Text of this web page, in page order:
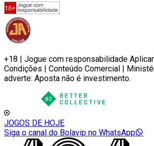
+18 | Jogue com responsabilidade
Condições | Conteúdo Comercial |
adverte: Aposta não é investimento.
JOGOS DE HOJE
Siga o canal do Bolavip no WhatsApp